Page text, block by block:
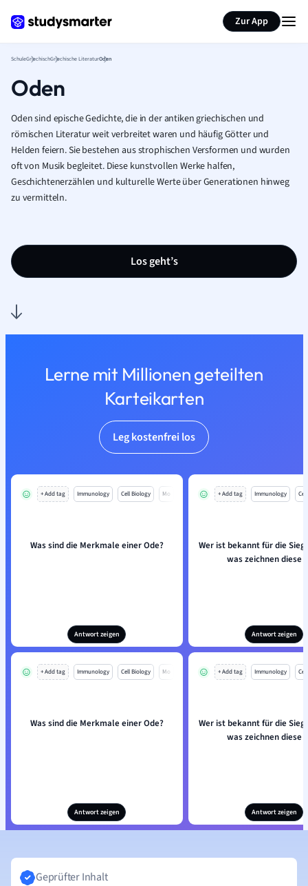
Zur App
SchuleGriechischGriechische LiteraturOden
Oden
Oden sind epische Gedichte, die in der antiken griechischen und
römischen Literatur weit verbreitet waren und häufig Götter und
Helden feiern. Sie bestehen aus strophischen Versformen und wurden
oft von Musik begleitet. Diese kunstvollen Werke halfen,
Geschichtenerzählen und kulturelle Werte über Generationen hinweg
zu vermitteln.
Los geht’s
Lerne mit Millionen geteilten
Karteikarten
Leg kostenfrei los
+ Add tag Immunology Cell Biology Mo
Was sind die Merkmale einer Ode?
Antwort zeigen
+ Add tag Immunology
Wer ist bekannt für die
was zeichnen diese
Antwort zeigen
+ Add tag Immunology Cell Biology Mo
Was sind die Merkmale einer Ode?
Antwort zeigen
+ Add tag Immunology
Wer ist bekannt für die
was zeichnen diese
Antwort zeigen
Seite zusammenfassen
Geprüfter Inhalt